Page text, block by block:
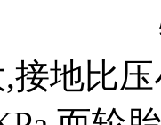
接地比